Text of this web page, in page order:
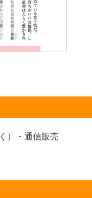
）・通信販売